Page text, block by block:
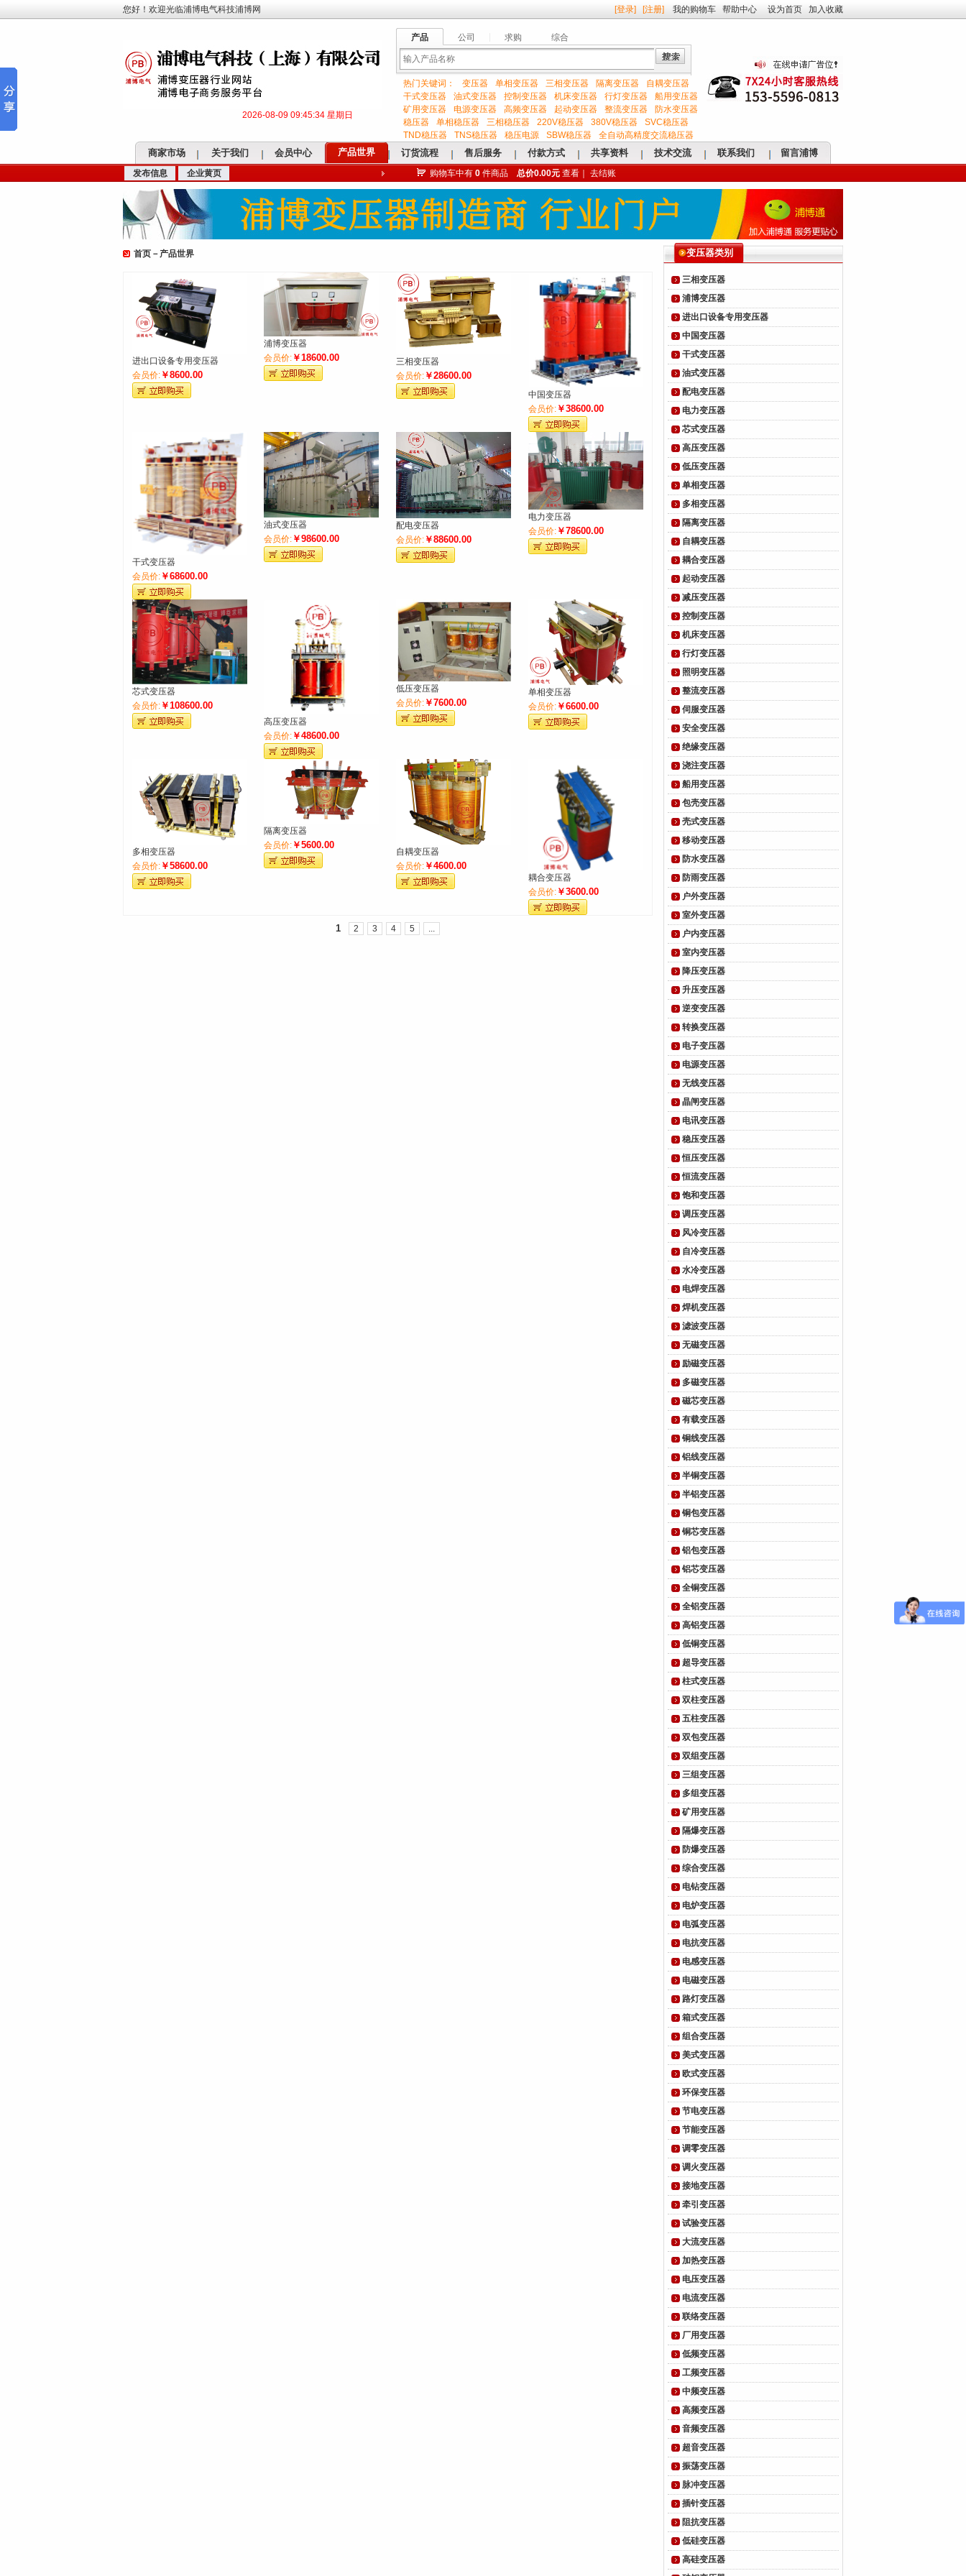
您好！欢迎光临浦博电气科技浦博网 [登录] [注册] 我的购物车 帮助中心 设为首页 加入收藏
2026-08-09 09:45:35 星期日
产品 公司 求购 综合
输
词
热门关键词： 变压器 单相变压器 三相变压器 隔离变压器
自耦变压器
干式变压器
油式变压器 控制变压器 机床变压器 行灯变压器
船用变压器
矿用变压器
电源变压器 高频变压器 起动变压器 整流变压器
防水变压器
稳压器
单相稳压器 三相稳压器 220V稳压器 380V稳压器
SVC稳压器
TND稳压器
TNS稳压器 稳压电源 SBW稳压器 全自动高精度交流稳压器
商家市场 关于我们 会员中心 产品世界 订货流程 售后服务 付款方式 共享资料 技术交流 联系我们 留言浦博
发布信息 企业黄页 购物车中有 0 件商品 总价0.00元 查看 去结账
首页 － 产品世界
进出口设备专用变压器
会员价:￥8600.00
浦博变压器
会员价: ￥18600.00
三相变压器
会员价: ￥28600.00
中国变压器
会员价: ￥38600.00
干式变压器
会员价:￥68600.00
油式变压器
会员价: ￥98600.00
配电变压器
会员价: ￥88600.00
电力变压器
会员价: ￥78600.00
芯式变压器
会员价:￥108600.00
高压变压器
会员价: ￥48600.00
低压变压器
会员价: ￥7600.00
单相变压器
会员价: ￥6600.00
多相变压器
会员价:￥58600.00
隔离变压器
会员价: ￥5600.00
自耦变压器
会员价: ￥4600.00
耦合变压器
会员价: ￥3600.00
1 2 3 4 5 ...
变压器类别
三相变压器
浦博变压器
进出口设备专用变压器
中国变压器
干式变压器
油式变压器
配电变压器
电力变压器
芯式变压器
高压变压器
低压变压器
单相变压器
多相变压器
隔离变压器
自耦变压器
耦合变压器
起动变压器
减压变压器
控制变压器
机床变压器
行灯变压器
照明变压器
整流变压器
伺服变压器
安全变压器
绝缘变压器
浇注变压器
船用变压器
包壳变压器
壳式变压器
移动变压器
防水变压器
防雨变压器
户外变压器
室外变压器
户内变压器
室内变压器
降压变压器
升压变压器
逆变变压器
转换变压器
电子变压器
电源变压器
无线变压器
晶闸变压器
电讯变压器
稳压变压器
恒压变压器
恒流变压器
饱和变压器
调压变压器
风冷变压器
自冷变压器
水冷变压器
电焊变压器
焊机变压器
滤波变压器
无磁变压器
励磁变压器
多磁变压器
磁芯变压器
有载变压器
铜线变压器
铝线变压器
半铜变压器
半铝变压器
铜包变压器
铜芯变压器
铝包变压器
铝芯变压器
全铜变压器
全铝变压器
高铝变压器
低铜变压器
超导变压器
柱式变压器
双柱变压器
五柱变压器
双包变压器
双组变压器
三组变压器
多组变压器
矿用变压器
隔爆变压器
防爆变压器
综合变压器
电钻变压器
电炉变压器
电弧变压器
电抗变压器
电感变压器
电磁变压器
路灯变压器
箱式变压器
组合变压器
美式变压器
欧式变压器
环保变压器
节电变压器
节能变压器
调零变压器
调火变压器
接地变压器
牵引变压器
试验变压器
大流变压器
加热变压器
电压变压器
电流变压器
联络变压器
厂用变压器
低频变压器
工频变压器
中频变压器
高频变压器
音频变压器
超音变压器
振荡变压器
脉冲变压器
插针变压器
阻抗变压器
低硅变压器
高硅变压器